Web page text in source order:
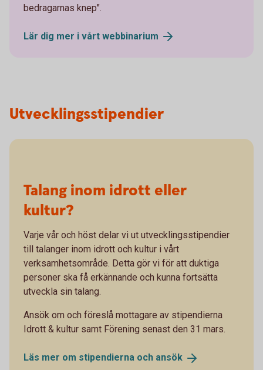
bedragarnas knep".
Lär dig mer i vårt webbinarium
Utvecklingsstipendier
Talang inom idrott eller
kultur?
Varje vår och höst delar vi ut utvecklingsstipendier
till talanger inom idrott och kultur i vårt
verksamhetsområde. Detta gör vi för att duktiga
personer ska få erkännande och kunna fortsätta
utveckla sin talang.
Ansök om och föreslå mottagare av stipendierna
Idrott & kultur samt Förening senast den 31 mars.
Läs mer om stipendierna och ansök